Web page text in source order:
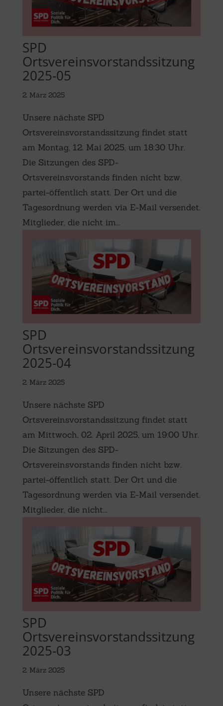
SPD
Ortsvereinsvorstandssitzung
2025-05
2. März 2025
Unsere nächste SPD
Ortsvereinsvorstandssitzung findet statt
am Montag, 12. Mai 2025, um 18:30 Uhr.
Die Sitzungen des SPD-
Ortsvereinsvorstands finden nicht bzw.
partei-öffentlich statt. Der Ort und die
Tagesordnung werden via E-Mail versendet.
Mitglieder, die nicht im...
SPD
Ortsvereinsvorstandssitzung
2025-04
2. März 2025
Unsere nächste SPD
Ortsvereinsvorstandssitzung findet statt
am Mittwoch, 02. April 2025, um 19:00 Uhr.
Die Sitzungen des SPD-
Ortsvereinsvorstands finden nicht bzw.
partei-öffentlich statt. Der Ort und die
Tagesordnung werden via E-Mail versendet.
Mitglieder, die nicht...
SPD
Ortsvereinsvorstandssitzung
2025-03
2. März 2025
Unsere nächste SPD